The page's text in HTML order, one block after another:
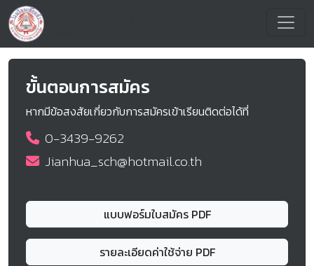
ขั้นตอนการสมัคร
หากมีข้อสงสัยเกี่ยวกับการสมัครเข้าเรียนติดต่อได้ที่
0-3439-9262
Jianhua_sch@hotmail.co.th
แบบฟอร์มใบสมัคร PDF
รายละเอียดค่าใช้จ่าย PDF